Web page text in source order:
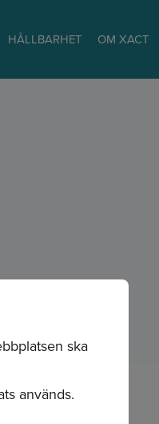
HÅLLBARHET OM XACT
ska
används.